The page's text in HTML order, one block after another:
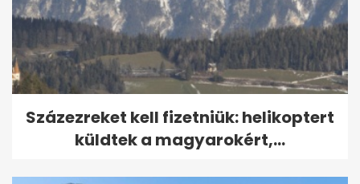
Százezreket kell fizetniük: helikoptert
küldtek a magyarokért,...